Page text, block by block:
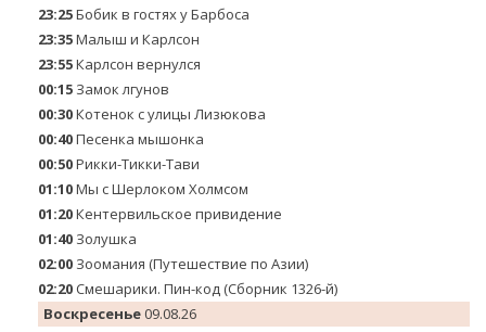
23:25Бобик в гостях у Барбоса
23:35Малыш и Карлсон
23:55Карлсон вернулся
00:15 Замок лгунов
00:30Котенок с улицы Лизюкова
00:40Песенка мышонка
00:50Рикки-Тикки-Тави
01:10Мы с Шерлоком Холмсом
01:20Кентервильское привидение
01:40 Золушка
02:00 Зоомания (Путешествие по Азии)
02:20Смешарики. Пин-код (Сборник 1326-й)
Воскресенье 09.08.26